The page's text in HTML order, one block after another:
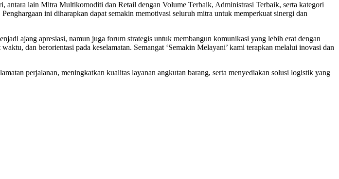
antara lain Mitra Multikomoditi dan Retail dengan Volume Terbaik, Administrasi Terbaik, serta kategori
ini diharapkan dapat semakin memotivasi seluruh mitra untuk memperkuat sinergi dan
ajang apresiasi, namun juga forum strategis untuk membangun komunikasi yang lebih erat dengan
dan berorientasi pada keselamatan. Semangat ‘Semakin Melayani’ kami terapkan melalui inovasi dan
perjalanan, meningkatkan kualitas layanan angkutan barang, serta menyediakan solusi logistik yang